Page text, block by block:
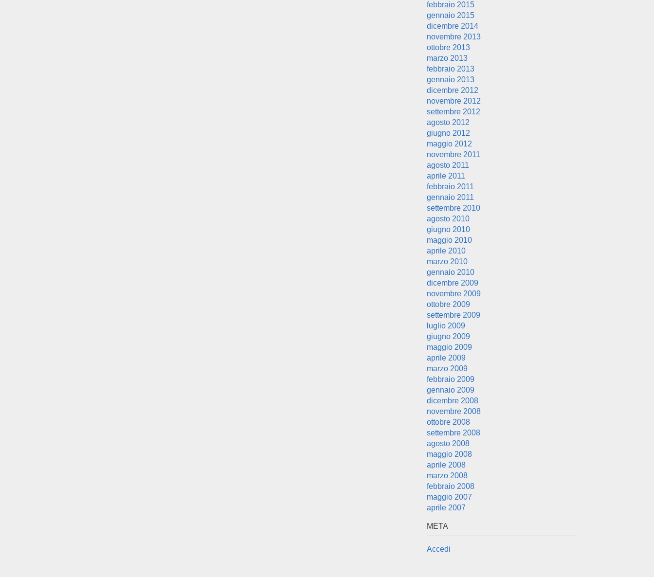
febbraio 2015
gennaio 2015
dicembre 2014
novembre 2013
ottobre 2013
marzo 2013
febbraio 2013
gennaio 2013
dicembre 2012
novembre 2012
settembre 2012
agosto 2012
giugno 2012
maggio 2012
novembre 2011
agosto 2011
aprile 2011
febbraio 2011
gennaio 2011
settembre 2010
agosto 2010
giugno 2010
maggio 2010
aprile 2010
marzo 2010
gennaio 2010
dicembre 2009
novembre 2009
ottobre 2009
settembre 2009
luglio 2009
giugno 2009
maggio 2009
aprile 2009
marzo 2009
febbraio 2009
gennaio 2009
dicembre 2008
novembre 2008
ottobre 2008
settembre 2008
agosto 2008
maggio 2008
aprile 2008
marzo 2008
febbraio 2008
maggio 2007
aprile 2007
META
Accedi